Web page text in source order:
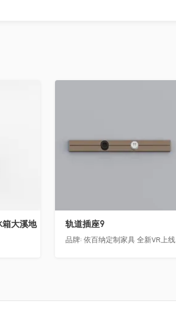
大溪地 轨道插座9
品牌: 依百纳定制家具 全新VR上线 让您提前遇见你未来的家！